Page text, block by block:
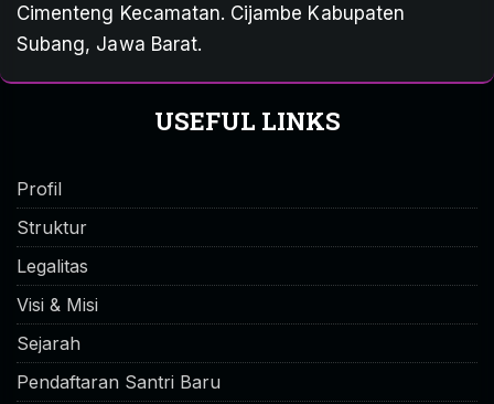
Cimenteng Kecamatan. Cijambe Kabupaten
Subang, Jawa Barat.
USEFUL LINKS
Profil
Struktur
Legalitas
Visi & Misi
Sejarah
Pendaftaran Santri Baru